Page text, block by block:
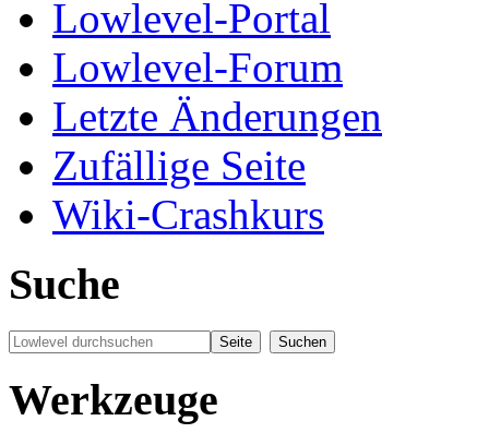
Lowlevel-Portal
Lowlevel-Forum
Letzte Änderungen
Zufällige Seite
Wiki-Crashkurs
Suche
Werkzeuge